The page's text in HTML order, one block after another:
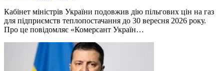
Кабінет міністрів України подовжив дію пільгових цін на газ
для підприємств теплопостачання до 30 вересня 2026 року.
Про це повідомляє «Комерсант Україн…